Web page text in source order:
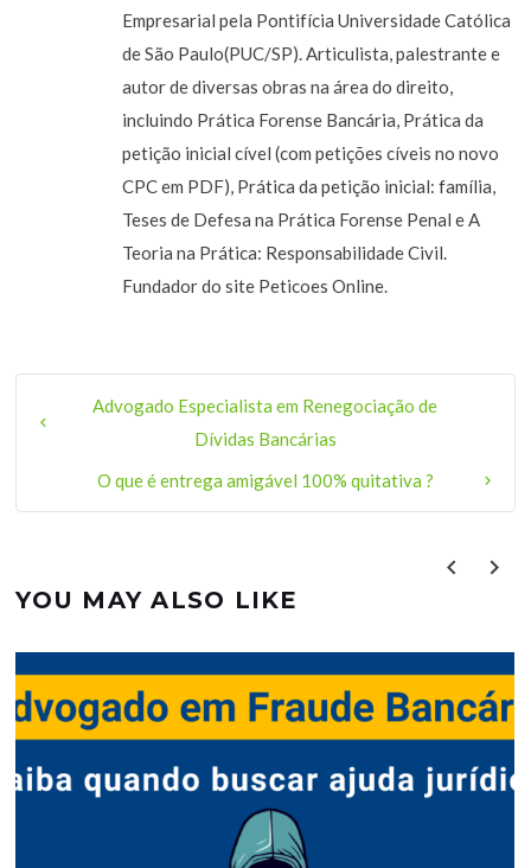
Empresarial pela Pontifícia Universidade Católica
de São Paulo(PUC/SP). Articulista, palestrante e
autor de diversas obras na área do direito,
incluindo Prática Forense Bancária, Prática da
petição inicial cível (com petições cíveis no novo
CPC em PDF), Prática da petição inicial: família,
Teses de Defesa na Prática Forense Penal e A
Teoria na Prática: Responsabilidade Civil.
Fundador do site Peticoes Online.
Advogado Especialista em Renegociação de
Dívidas Bancárias
O que é entrega amigável 100% quitativa ?
YOU MAY ALSO LIKE